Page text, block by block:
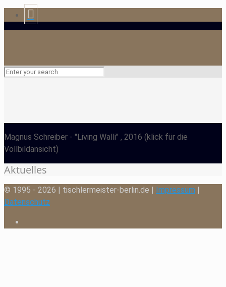
Magnus Schreiber - "Living Walli" , 2016 (klick für die
Vollbildansicht)
Aktuelles
© 1995 - 2026 | tischlermeister-berlin.de | Impressum |
Datenschutz